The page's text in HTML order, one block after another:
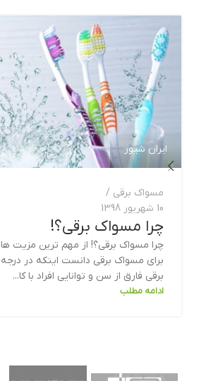
ایران شیور
مسواک برقی
10 شهریور 1398
چرا مسواک برقی؟!
چرا مسواک برقی؟! از مهم ترین مزیت
برای مسواک برقی دانست اینکه در
برقی فارق از سن و توانایی افراد با کا...
ادامه مطلب